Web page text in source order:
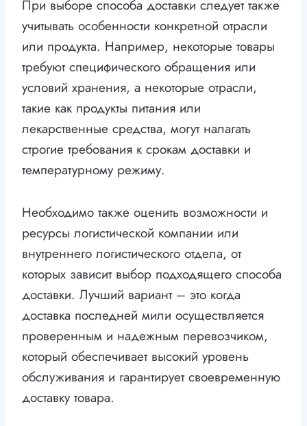
При выборе способа доставки следует также
учитывать особенности конкретной отрасли
или продукта. Например, некоторые товары
требуют специфического обращения или
условий хранения, а некоторые отрасли,
такие как продукты питания или
лекарственные средства, могут налагать
строгие требования к срокам доставки и
температурному режиму.
Необходимо также оценить возможности и
ресурсы логистической компании или
внутреннего логистического отдела, от
которых зависит выбор подходящего способа
доставки. Лучший вариант – это когда
доставка последней мили осуществляется
проверенным и надежным перевозчиком,
который обеспечивает высокий уровень
обслуживания и гарантирует своевременную
доставку товара.